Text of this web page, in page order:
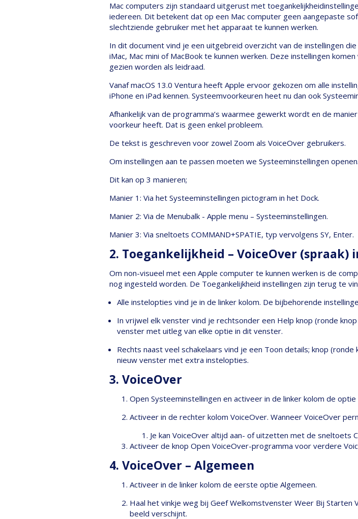
Mac computers zijn standaard uitgerust met
iedereen. Dit betekent dat op een Mac computer geen aangepaste
slechtziende gebruiker met het apparaat te kunnen werken.
In dit document vind je een uitgebreid overzicht van de instellingen
iMac, Mac mini of MacBook te kunnen werken. Deze instellingen
gezien worden als leidraad.
Vanaf macOS 13.0 Ventura heeft Apple ervoor gekozen om alle
iPhone en iPad kennen. Systeemvoorkeuren heet nu dan ook
Afhankelijk van de programma’s waarmee gewerkt wordt en de
voorkeur heeft. Dat is geen enkel probleem.
De tekst is geschreven voor zowel Zoom als VoiceOver gebruikers.
Om instellingen aan te passen moeten we Systeeminstellingen openen.
Dit kan op 3 manieren;
Manier 1: Via het Systeeminstellingen pictogram in het Dock.
Manier 2: Via de Menubalk - Apple menu – Systeeminstellingen.
Manier 3: Via sneltoets COMMAND+SPATIE, typ vervolgens SY, Enter.
2. Toegankelijkheid – VoiceOver (spraak)
Om non-visueel met een Apple computer te kunnen werken is de
nog ingesteld worden. De Toegankelijkheid instellingen zijn terug te
Alle instelopties vind je in de linker kolom. De bijbehorende
In vrijwel elk venster vind je rechtsonder een Help knop (ronde
venster met uitleg van elke optie in dit venster.
Rechts naast veel schakelaars vind je een Toon details; knop
nieuw venster met extra instelopties.
3. VoiceOver
Open Systeeminstellingen en activeer in de linker kolom de optie
Activeer in de rechter kolom VoiceOver. Wanneer VoiceOver
Je kan VoiceOver altijd aan- of uitzetten met de sneltoets
Activeer de knop Open VoiceOver-programma voor verdere
4. VoiceOver – Algemeen
Activeer in de linker kolom de eerste optie Algemeen.
Haal het vinkje weg bij Geef Welkomstvenster Weer Bij
beeld verschijnt.